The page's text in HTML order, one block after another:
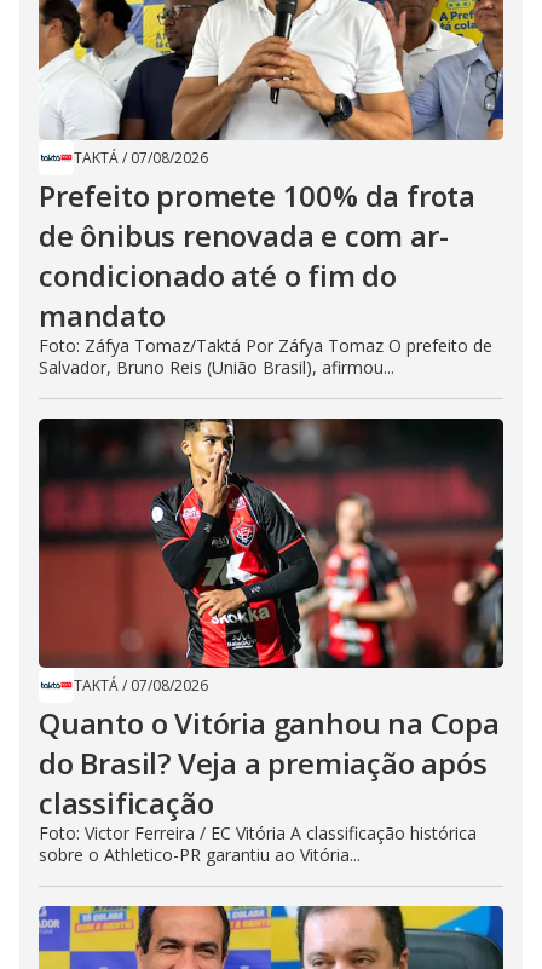
TAKTÁ/ 07/08/2026
Prefeito promete 100% da frota
de ônibus renovada e com ar-
condicionado até o fim do
mandato
Foto: Záfya Tomaz/Taktá Por Záfya Tomaz O prefeito de
Salvador, Bruno Reis (União Brasil), afirmou...
TAKTÁ/ 07/08/2026
Quanto o Vitória ganhou na Copa
do Brasil? Veja a premiação após
classificação
Foto: Victor Ferreira / EC Vitória A classificação histórica
sobre o Athletico-PR garantiu ao Vitória...